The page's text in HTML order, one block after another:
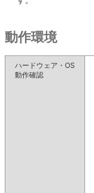
動作環境
ハードウェア・OS
動作確認